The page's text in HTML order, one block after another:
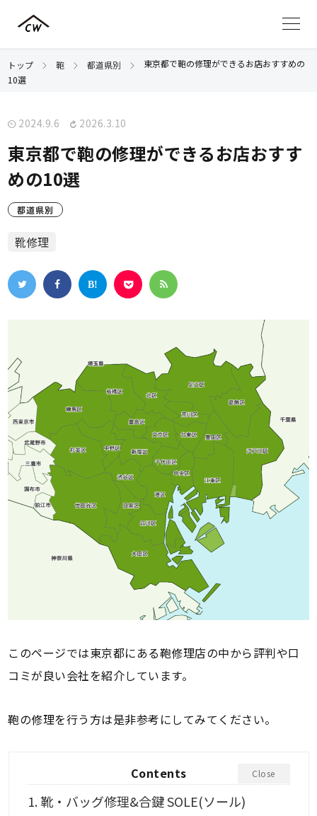
トップ 鞄 都道県別
東京都で鞄の修理ができるお店おすすめの
10選
2024.9.6 2026.3.10
東京都で鞄の修理ができるお店おすす
めの10選
都道県別
靴修理
このページでは東京都にある鞄修理店の中から評判や口
コミが良い会社を紹介しています。
鞄の修理を行う方は是非参考にしてみてください。
Contents Close
1.靴・バッグ修理&合鍵 SOLE(ソール)